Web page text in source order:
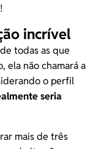
incrível
todas as que
ela não chamará a
o perfil
seria
mais de três